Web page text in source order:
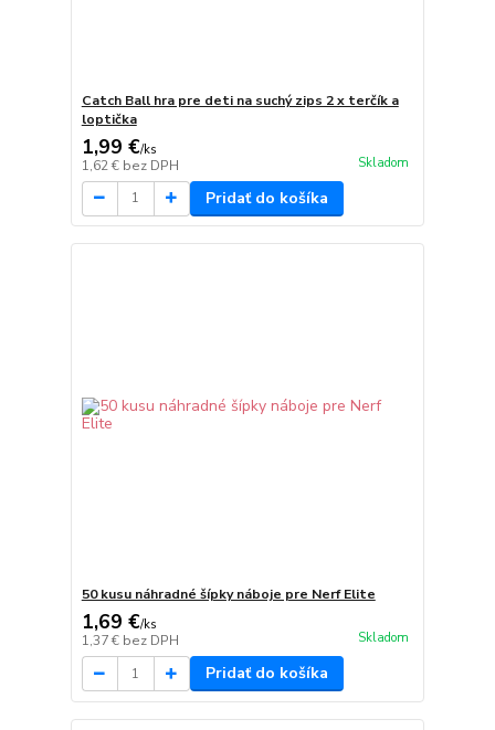
Catch Ball hra pre deti na suchý zips 2 x terčík a
loptička
1,99 €/ks
1,62 € bez DPH Skladom
Pridať do košíka
50 kusu náhradné šípky náboje pre Nerf Elite
1,69 €/ks
1,37 € bez DPH Skladom
Pridať do košíka